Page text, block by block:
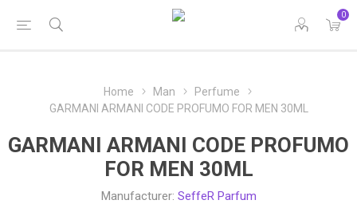
0
Home Man
Perfume
GARMANI ARMANI CODE PROFUMO FOR MEN 30ML
GARMANI ARMANI CODE PROFUMO
FOR MEN 30ML
Manufacturer: SeffeR Parfum